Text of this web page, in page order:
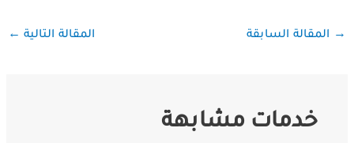
→ المقالة السابقة المقالة التالية ←
خدمات مشابهة